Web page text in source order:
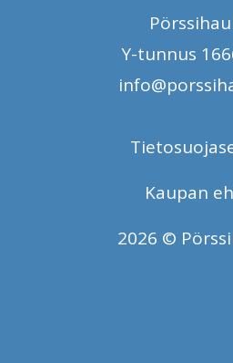
Y-tunnus
Kaupan
2026 ©